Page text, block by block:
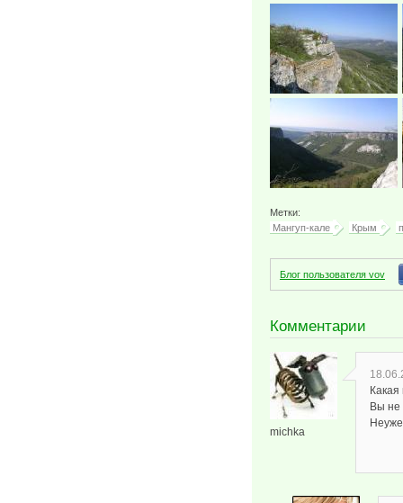
Метки:
Мангуп-кале
Крым
Блог пользователя vov
Комментарии
michka
Вы не